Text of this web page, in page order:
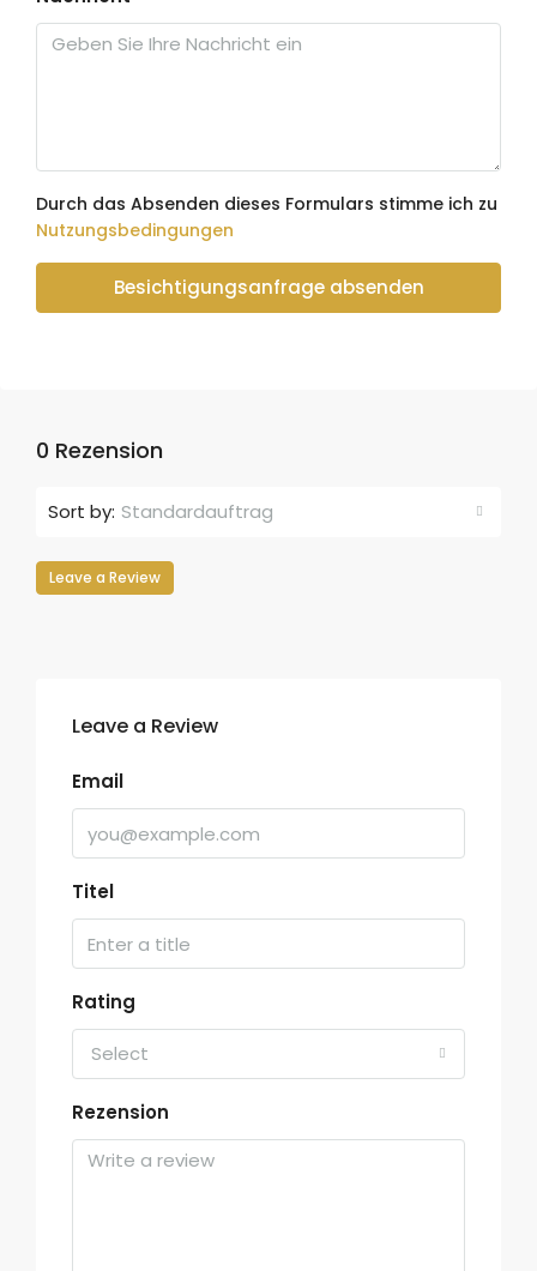
Durch das Absenden dieses Formulars stimme ich zu
Nutzungsbedingungen
Besichtigungsanfrage absenden
0 Rezension
Sort by: Standardauftrag
Leave a Review
Leave a Review
Email
Titel
Rating
Select
Rezension